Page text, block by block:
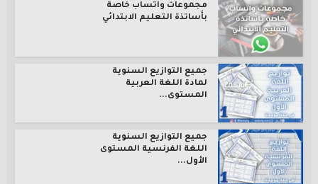
مجموعات واتساب خاصة
بأساتذة التعليم الابتدائي
جميع التوازيع السنوية
لمادة اللغة العربية
المستوى...
جميع التوازيع السنوية
اللغة الفرنسية المستوى
الأول...